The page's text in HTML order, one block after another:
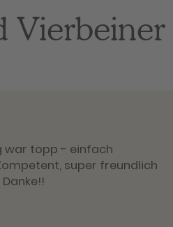
war topp - einfach
super freundlich